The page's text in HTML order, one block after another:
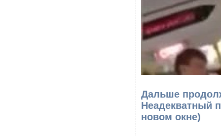
Дальше
Неадекватный
новом окне)